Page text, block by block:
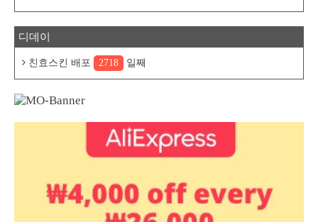
디데이
친효스킨 배포 2718 일째